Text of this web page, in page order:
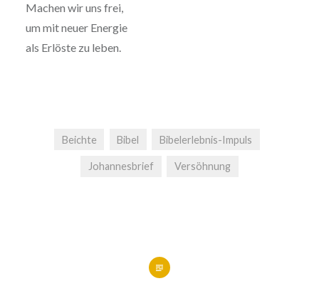
Machen wir uns frei,
um mit neuer Energie
als Erlöste zu leben.
Beichte Bibel Bibelerlebnis-Impuls
Johannesbrief Versöhnung